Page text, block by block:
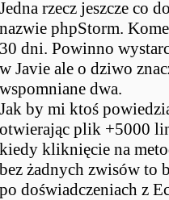
Jedna rzecz jeszcze co
nazwie phpStorm.
30 dni. Powinno
w Javie ale o dziwo
wspomniane dwa.
Jak by mi ktoś
otwierając plik +5000
kiedy kliknięcie na
bez żadnych zwisów to
po doświadczeniach z